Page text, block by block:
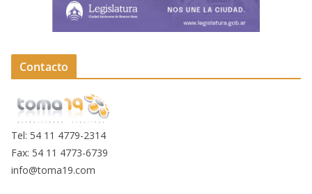
Contacto
Tel: 54 11 4779-2314
Fax: 54 11 4773-6739
info@toma19.com